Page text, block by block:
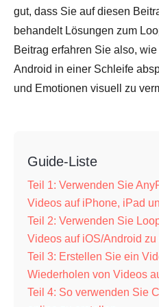
gut, dass Sie auf diesen
behandelt Lösungen zum
Beitrag erfahren Sie also,
Android in einer Schleife
und Emotionen visuell zu
Guide-Liste
Teil 1: Verwenden Sie
Videos auf iPhone, iPad
Teil 2: Verwenden Sie
Videos auf iOS/Android zu
Teil 3: Erstellen Sie ein
Wiederholen von Videos
Teil 4: So verwenden Sie